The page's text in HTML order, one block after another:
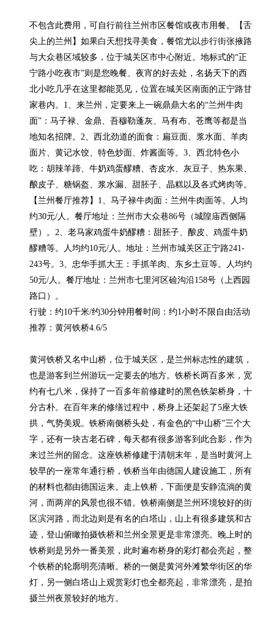
不包含此费用，可自行前往兰州市区餐馆或夜市用餐。【舌
尖上的兰州】如果白天想找寻美食，餐馆尤以步行街张掖路
与大众巷区域较多，位于城关区市中心附近。地标式的“正
宁路小吃夜市”则是您晚餐、夜宵的好去处，名扬天下的西
北小吃几乎在这里都能觅见，位置在城关区南面的正宁路甘
家巷内。1、来兰州，定要来上一碗鼎鼎大名的“兰州牛肉
面”：马子禄、金鼎、吾穆勒蓬灰、马有布、苍鹰等都是当
地知名招牌。2、西北劲道的面食：扁豆面、浆水面、羊肉
面片、黄记水饺、特色炒面、炸酱面等。3、西北特色小
吃：胡辣羊蹄、牛奶鸡蛋醪糟、杏皮水、灰豆子、热东果、
酿皮子、糖锅盔、浆水漏、甜胚子、晶糕以及各式烤肉等。
【兰州餐厅推荐】1、马子禄牛肉面：兰州牛肉面等。人均
约30元/人。餐厅地址：兰州市大众巷86号（城隍庙西侧隔
壁）。2、老马家鸡蛋牛奶醪糟：甜胚子、酿皮、鸡蛋牛奶
醪糟等。人均约10元/人。地址：兰州市城关区正宁路241-
243号。3、忠华手抓大王：手抓羊肉、东乡土豆等。人均约
50元/人。餐厅地址：兰州市七里河区硷沟沿158号（上西园
路口）。
行驶：约10千米/约30分钟用餐时间：约1小时不限自由活动
推荐：黄河铁桥4.6/5
黄河铁桥又名中山桥，位于城关区，是兰州标志性的建筑，
也是游客到兰州游玩一定要去的地方。铁桥长两百多米，宽
约有七八米，保持了一百多年前修建时的黑色铁架桥身，十
分古朴。在百年来的修缮过程中，桥身上还架起了5座大铁
拱，气势美观。铁桥南侧桥头处，有金色的“中山桥”三个大
字，还有一块古老石碑，每天都有很多游客到此合影，作为
来过兰州的留念。这座铁桥修建于清朝末年，是当时黄河上
较早的一座常年通行桥，铁桥当年由德国人建设施工，所有
的材料也都由德国运来。走上铁桥，下面便是安静流淌的黄
河，而两岸的风景也很不错。铁桥南侧是兰州环境较好的街
区滨河路，而北边则是有名的白塔山，山上有很多建筑和古
迹，登山俯瞰拍摄铁桥和兰州全景更是非常漂亮。晚上时的
铁桥则是另外一番美景，此时遍布桥身的彩灯都会亮起，整
个铁桥的轮廓明亮清晰。桥的一侧是黄河外滩繁华街区的华
灯，另一侧白塔山上观赏彩灯也全都亮起，非常漂亮，是拍
摄兰州夜景较好的地方。